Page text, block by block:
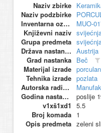
Naziv zbirke
Naziv podzbirke
Inventarna oznaka
MUO-
Književni naziv
Grupa predmeta
Država nastanka Austrija
Grad nastanka Beč
Materijal izrade porculan
Tehnika izrade pozlata
Autorska radionica (proizvođač)
Godina nastanka
poslije
v1xš1xd1
5.5
Broj komada 1
Opis predmeta zeleni